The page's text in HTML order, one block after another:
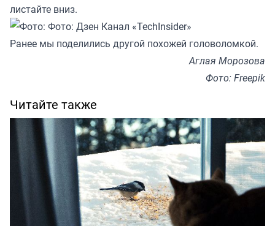
листайте вниз.
Ранее мы поделились другой похожей головоломкой.
Аглая Морозова
Фото: Freepik
Читайте также